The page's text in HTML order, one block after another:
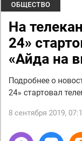
ОБЩЕСТВО
На
24»
«Айда на
Подробнее о
24» стартовал
8 сентября 2019,